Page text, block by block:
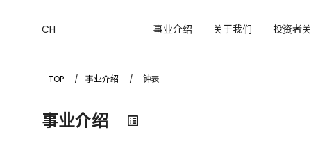
CH 事业介绍 关于我们 投资者
TOP 事业介绍 钟表
事业介绍